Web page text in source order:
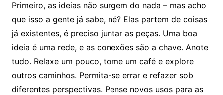
Primeiro, as ideias não surgem do nada – mas acho
que isso a gente já sabe, né? Elas partem de coisas
já existentes, é preciso juntar as peças. Uma boa
ideia é uma rede, e as conexões são a chave. Anote
tudo. Relaxe um pouco, tome um café e explore
outros caminhos. Permita-se errar e refazer sob
diferentes perspectivas. Pense novos usos para as